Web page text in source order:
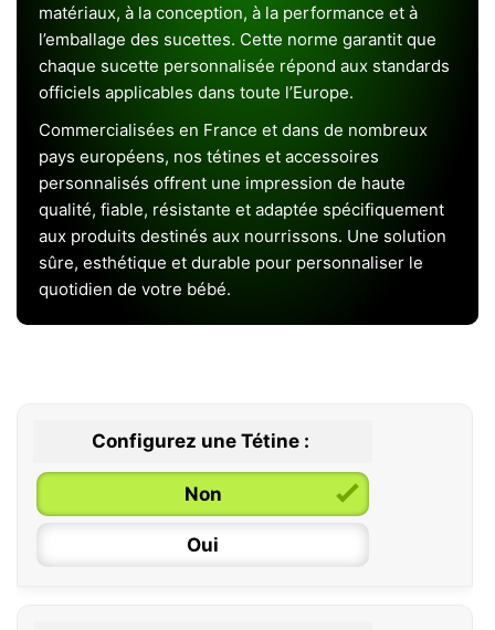
matériaux, à la conception, à la performance et à
l’emballage des sucettes. Cette norme garantit que
chaque sucette personnalisée répond aux standards
officiels applicables dans toute l’Europe.
Commercialisées en France et dans de nombreux
pays européens, nos tétines et accessoires
personnalisés offrent une impression de haute
qualité, fiable, résistante et adaptée spécifiquement
aux produits destinés aux nourrissons. Une solution
sûre, esthétique et durable pour personnaliser le
quotidien de votre bébé.
Configurez une Tétine :
Non
Oui